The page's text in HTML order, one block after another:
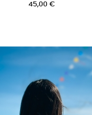
Prix
45,00 €